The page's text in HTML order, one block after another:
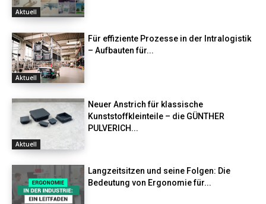
Aktuell
Aktuell
Für effiziente Prozesse in der Intralogistik
– Aufbauten für...
Aktuell
Neuer Anstrich für klassische
Kunststoffkleinteile – die GÜNTHER
PULVERICH...
Langzeitsitzen und seine Folgen: Die
Bedeutung von Ergonomie für...